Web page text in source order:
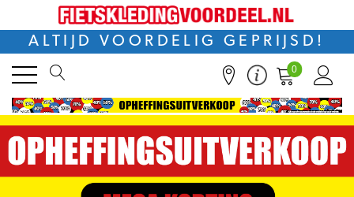
ALTIJD VOORDELIG GEPRIJSD!
0